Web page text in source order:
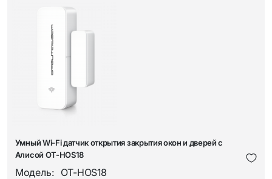
Умный Wi-Fi датчик открытия закрытия окон и дверей с
Алисой OT-HOS18
Модель: OT-HOS18